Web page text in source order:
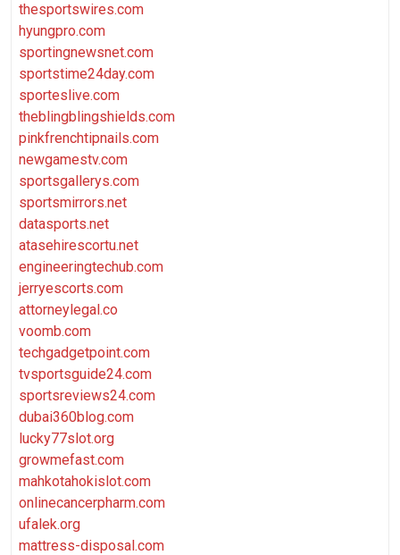
thesportswires.com
hyungpro.com
sportingnewsnet.com
sportstime24day.com
sporteslive.com
theblingblingshields.com
pinkfrenchtipnails.com
newgamestv.com
sportsgallerys.com
sportsmirrors.net
datasports.net
atasehirescortu.net
engineeringtechub.com
jerryescorts.com
attorneylegal.co
voomb.com
techgadgetpoint.com
tvsportsguide24.com
sportsreviews24.com
dubai360blog.com
lucky77slot.org
growmefast.com
mahkotahokislot.com
onlinecancerpharm.com
ufalek.org
mattress-disposal.com